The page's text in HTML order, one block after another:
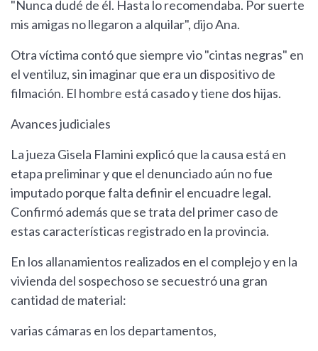
"Nunca dudé de él. Hasta lo recomendaba. Por suerte
mis amigas no llegaron a alquilar", dijo Ana.
Otra víctima contó que siempre vio "cintas negras" en
el ventiluz, sin imaginar que era un dispositivo de
filmación. El hombre está casado y tiene dos hijas.
Avances judiciales
La jueza Gisela Flamini explicó que la causa está en
etapa preliminar y que el denunciado aún no fue
imputado porque falta definir el encuadre legal.
Confirmó además que se trata del primer caso de
estas características registrado en la provincia.
En los allanamientos realizados en el complejo y en la
vivienda del sospechoso se secuestró una gran
cantidad de material:
varias cámaras en los departamentos,